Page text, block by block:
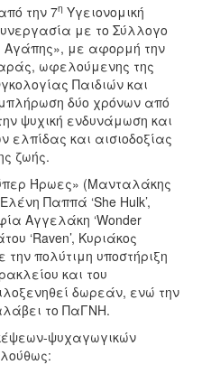
την 7η Υγειονομική
με το Σύλλογο
με αφορμή την
ωφελούμενης της
Παιδιών και
δύο χρόνων από
ψυχική ενδυνάμωση και
και αισιοδοξίας
ζωής.
Ήρωες» (Μανταλάκης
Παππά ‘She Hulk’,
Αγγελάκη ‘Wonder
‘Raven’, Κυριάκος
την πολύτιμη υποστήριξη
και του
δωρεάν, ενώ την
το ΠαΓΝΗ.
ψυχαγωγικών